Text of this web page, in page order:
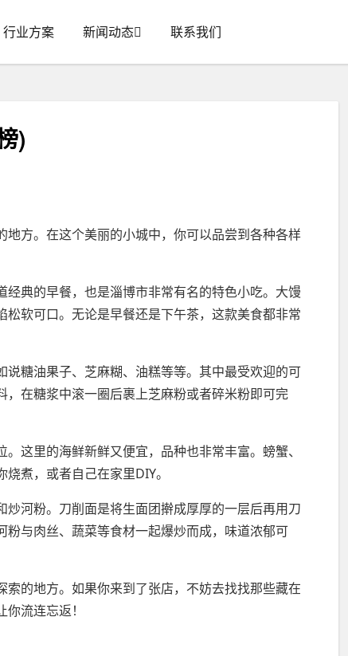
行业方案 新闻动态 联系我们
)
方。在这个美丽的小城中，你可以品尝到各种各样
典的早餐，也是淄博市非常有名的特色小吃。大馒
软可口。无论是早餐还是下午茶，这款美食都非常
糖油果子、芝麻糊、油糕等等。其中最受欢迎的可
在糖浆中滚一圈后裹上芝麻粉或者碎米粉即可完
这里的海鲜新鲜又便宜，品种也非常丰富。螃蟹、
煮，或者自己在家里DIY。
河粉。刀削面是将生面团擀成厚厚的一层后再用刀
与肉丝、蔬菜等食材一起爆炒而成，味道浓郁可
的地方。如果你来到了张店，不妨去找找那些藏在
流连忘返！